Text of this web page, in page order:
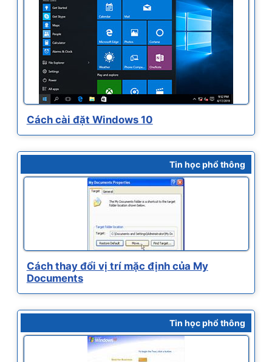
Cách cài đặt Windows 10
Tin học phổ thông
Cách thay đổi vị trí mặc định của My
Documents
Tin học phổ thông